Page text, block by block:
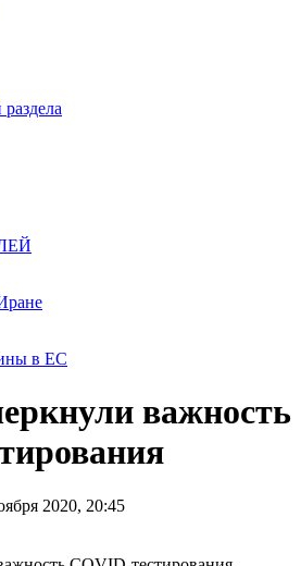
в ЕС
важность
2020, 20:45